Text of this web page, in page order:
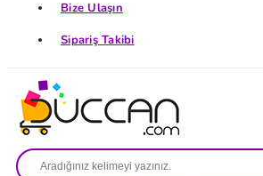
Bize Ulaşın
Sipariş Takibi